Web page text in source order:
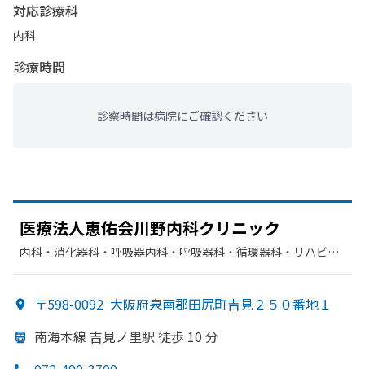
対応診療科
内科
診療時間
診察時間は病院にご確認ください
医療法人恵佑会川野内科クリニック
内科・​消化器科・​呼吸器内科・​呼吸器科・​循環器科・​リハビリ
〒598-0092 大阪府泉南郡田尻町吉見２５０番地１
南海本線 吉見ノ里駅 徒歩 10 分